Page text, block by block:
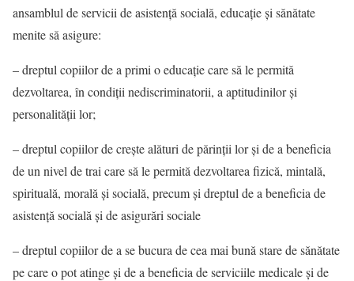
ansamblul de servicii de asistenţă socială, educaţie şi sănătate
menite să asigure:
– dreptul copiilor de a primi o educaţie care să le permită
dezvoltarea, în condiţii nediscriminatorii, a aptitudinilor şi
personalităţii lor;
– dreptul copiilor de creşte alături de părinţii lor şi de a beneficia
de un nivel de trai care să le permită dezvoltarea fizică, mintală,
spirituală, morală şi socială, precum şi dreptul de a beneficia de
asistenţă socială şi de asigurări sociale
– dreptul copiilor de a se bucura de cea mai bună stare de sănătate
pe care o pot atinge şi de a beneficia de serviciile medicale şi de